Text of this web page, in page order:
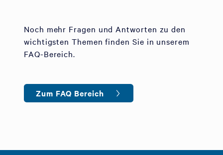
Noch mehr Fragen und Antworten zu den
wichtigsten Themen finden Sie in unserem
FAQ-Bereich.
Zum FAQ Bereich